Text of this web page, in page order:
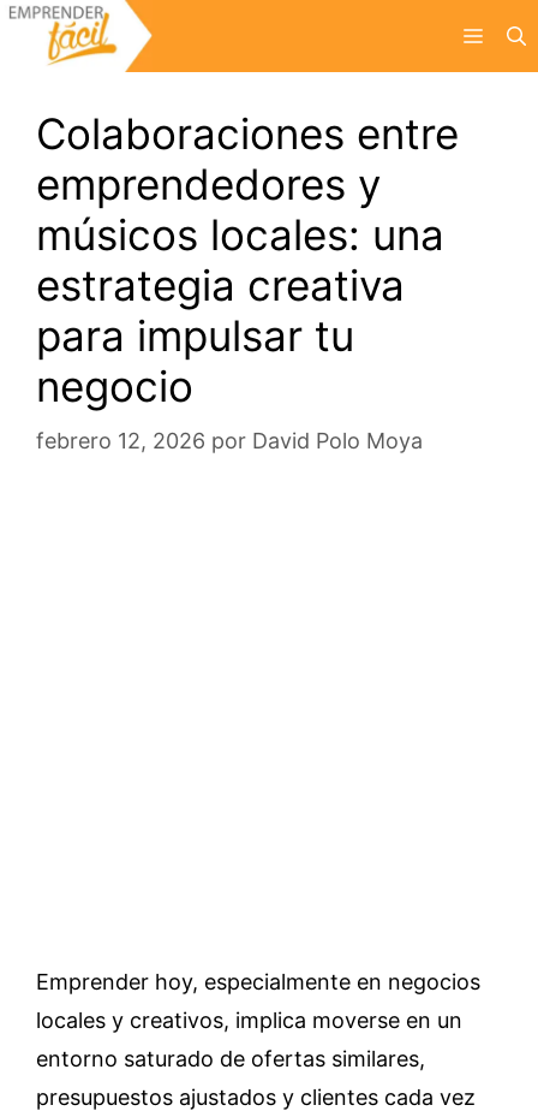
Saltar
Menú
Colaboraciones entre
emprendedores y
músicos locales: una
estrategia creativa
para impulsar tu
negocio
febrero 12, 2026 por David Polo Moya
Emprender hoy, especialmente en negocios
locales y creativos, implica moverse en un
entorno saturado de ofertas similares,
presupuestos ajustados y clientes cada vez